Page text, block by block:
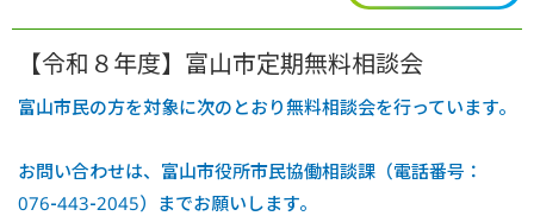
【令和８年度】富山市定期無料相談会
富山市民の方を対象に次のとおり無料相談会を行っています。
お問い合わせは、富山市役所市民協働相談課（電話番号：
076-443-2045）までお願いします。